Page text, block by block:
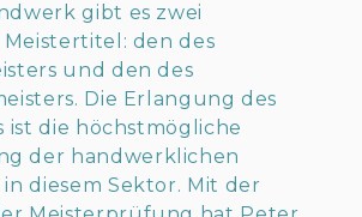
gibt es zwei
den des
und den des
Die Erlangung des
ist die höchstmögliche
der handwerklichen
diesem Sektor. Mit der